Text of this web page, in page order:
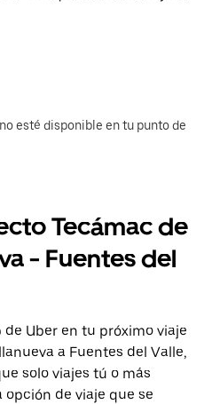
esté disponible en tu punto de
Tecámac de
- Fuentes del
Uber en tu próximo viaje
a Fuentes del Valle,
solo viajes tú o más
de viaje que se